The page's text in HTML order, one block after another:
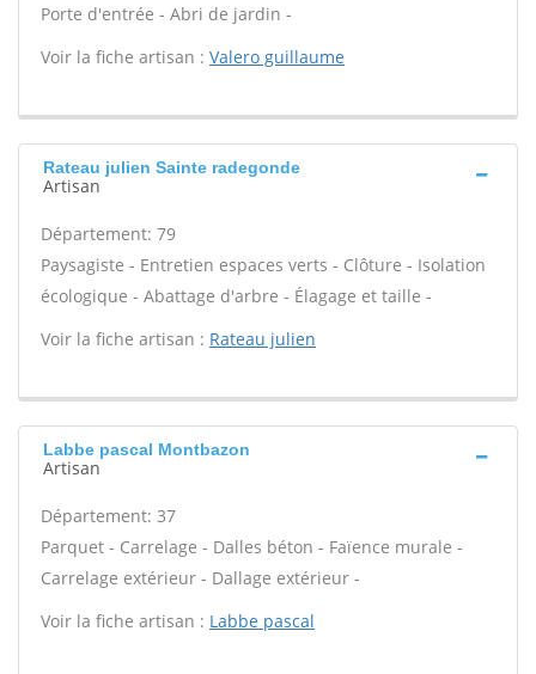
Porte d'entrée - Abri de jardin -
Voir la fiche artisan : Valero guillaume
Rateau julien Sainte radegonde
Artisan
Département: 79
Paysagiste - Entretien espaces verts - Clôture - Isolation
écologique - Abattage d'arbre - Élagage et taille -
Voir la fiche artisan : Rateau julien
Labbe pascal Montbazon
Artisan
Département: 37
Parquet - Carrelage - Dalles béton - Faïence murale -
Carrelage extérieur - Dallage extérieur -
Voir la fiche artisan : Labbe pascal